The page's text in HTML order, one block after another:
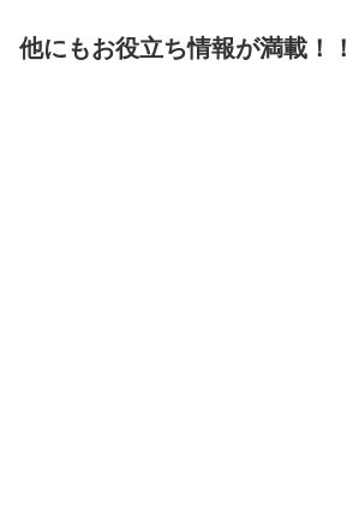
他にもお役立ち情報が満載！！